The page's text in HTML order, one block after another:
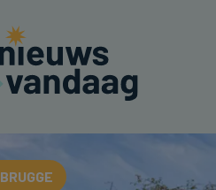
BRUGGE